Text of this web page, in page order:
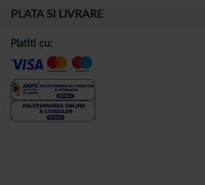
PLATA SI LIVRARE
Platiti cu: